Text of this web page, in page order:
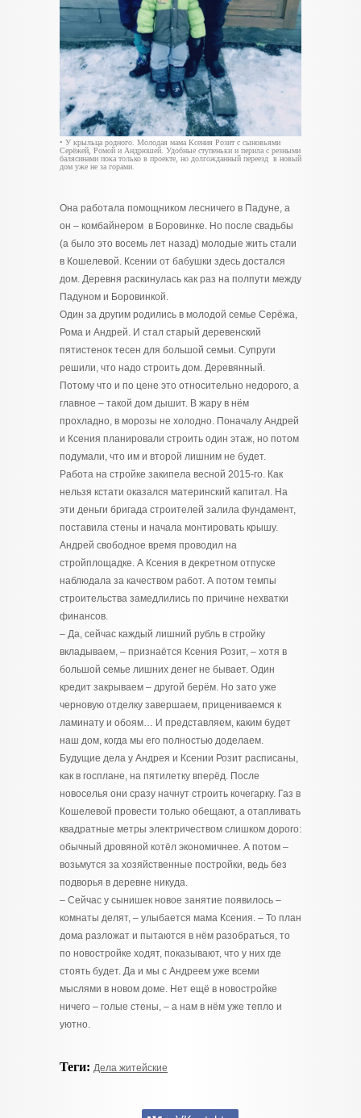
• У крыльца родного. Молодая мама Ксения Розит с сыновьями
Серёжей, Ромой и Андрюшей. Удобные ступеньки и перила с резными
балясинами пока только в проекте, но долгожданный переезд в новый
дом уже не за горами.
Она работала помощником лесничего в Падуне, а
он – комбайнером в Боровинке. Но после свадьбы
(а было это восемь лет назад) молодые жить стали
в Кошелевой. Ксении от бабушки здесь достался
дом. Деревня раскинулась как раз на полпути между
Падуном и Боровинкой.
Один за другим родились в молодой семье Серёжа,
Рома и Андрей. И стал старый деревенский
пятистенок тесен для большой семьи. Супруги
решили, что надо строить дом. Деревянный.
Потому что и по цене это относительно недорого, а
главное – такой дом дышит. В жару в нём
прохладно, в морозы не холодно. Поначалу Андрей
и Ксения планировали строить один этаж, но потом
подумали, что им и второй лишним не будет.
Работа на стройке закипела весной 2015-го. Как
нельзя кстати оказался материнский капитал. На
эти деньги бригада строителей залила фундамент,
поставила стены и начала монтировать крышу.
Андрей свободное время проводил на
стройплощадке. А Ксения в декретном отпуске
наблюдала за качеством работ. А потом темпы
строительства замедлились по причине нехватки
финансов.
– Да, сейчас каждый лишний рубль в стройку
вкладываем, – признаётся Ксения Розит, – хотя в
большой семье лишних денег не бывает. Один
кредит закрываем – другой берём. Но зато уже
черновую отделку завершаем, прицениваемся к
ламинату и обоям… И представляем, каким будет
наш дом, когда мы его полностью доделаем.
Будущие дела у Андрея и Ксении Розит расписаны,
как в госплане, на пятилетку вперёд. После
новоселья они сразу начнут строить кочегарку. Газ в
Кошелевой провести только обещают, а отапливать
квадратные метры электричеством слишком дорого:
обычный дровяной котёл экономичнее. А потом –
возьмутся за хозяйственные постройки, ведь без
подворья в деревне никуда.
– Сейчас у сынишек новое занятие появилось –
комнаты делят, – улыбается мама Ксения. – То план
дома разложат и пытаются в нём разобраться, то
по новостройке ходят, показывают, что у них где
стоять будет. Да и мы с Андреем уже всеми
мыслями в новом доме. Нет ещё в новостройке
ничего – голые стены, – а нам в нём уже тепло и
уютно.
Теги: Дела житейские